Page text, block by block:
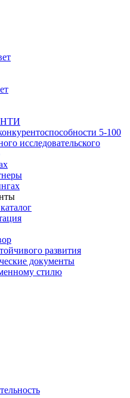
НТИ
5-100
исследовательского
развития
документы
стилю